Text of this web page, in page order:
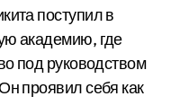
поступил в
академию, где
под руководством
проявил себя как